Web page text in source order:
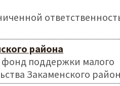
района
поддержки малого
Закаменского